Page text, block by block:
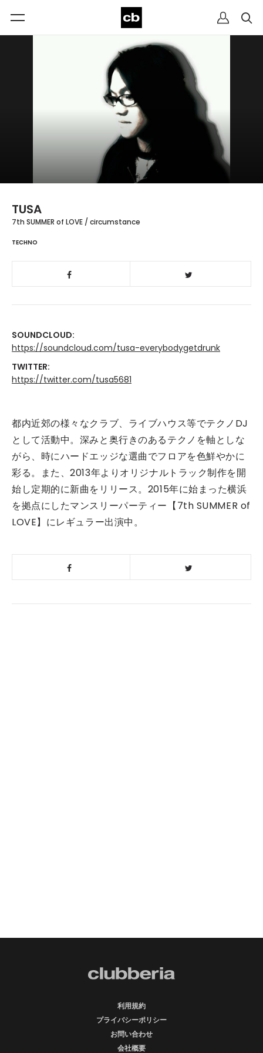
TUSA
7th SUMMER of LOVE / circumstance
TECHNO
SOUNDCLOUD:
https://soundcloud.com/tusa-everybodygetdrunk
TWITTER:
https://twitter.com/tusa5681
都内近郊の様々なクラブ、ライブハウス等でテクノDJ
として活動中。深みと奥行きのあるテクノを軸としな
がら、時にハードエッジな選曲でフロアを色鮮やかに
彩る。また、2013年よりオリジナルトラック制作を開
始し定期的に新曲をリリース。2015年に始まった横浜
を拠点にしたマンスリーパーティー【7th SUMMER of
LOVE】にレギュラー出演中。
利用規約
プライバシーポリシー
お問い合わせ
会社概要